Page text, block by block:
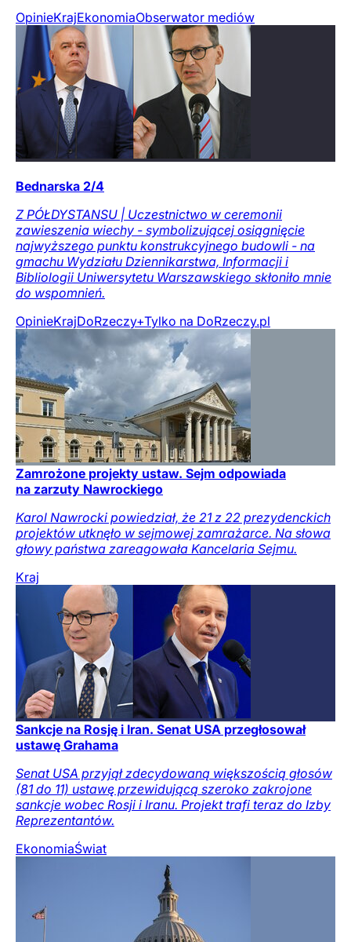
OpinieKrajEkonomiaObserwator mediów
Bednarska 2/4
Z PÓŁDYSTANSU | Uczestnictwo w ceremonii
zawieszenia wiechy - symbolizującej osiągnięcie
najwyższego punktu konstrukcyjnego budowli - na
gmachu Wydziału Dziennikarstwa, Informacji i
Bibliologii Uniwersytetu Warszawskiego skłoniło mnie
do wspomnień.
OpinieKrajDoRzeczy+Tylko na DoRzeczy.pl
Zamrożone projekty ustaw. Sejm odpowiada
na zarzuty Nawrockiego
Karol Nawrocki powiedział, że 21 z 22 prezydenckich
projektów utknęło w sejmowej zamrażarce. Na słowa
głowy państwa zareagowała Kancelaria Sejmu.
Kraj
Sankcje na Rosję i Iran. Senat USA przegłosował
ustawę Grahama
Senat USA przyjął zdecydowaną większością głosów
(81 do 11) ustawę przewidującą szeroko zakrojone
sankcje wobec Rosji i Iranu. Projekt trafi teraz do Izby
Reprezentantów.
EkonomiaŚwiat